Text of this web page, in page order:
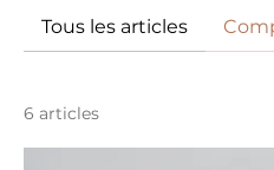
Tous les articles
6 articles